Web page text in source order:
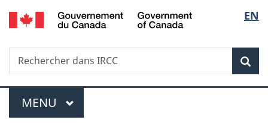
Passer
au
Passer
à
du
Passer
à
simplifiée
de
la
EN
Recherche
Rechercher
dans
Menu
MENU PRINCIPAL